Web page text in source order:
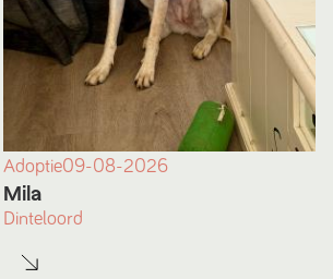
Adoptie09-08-2026
Mila
Dinteloord